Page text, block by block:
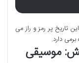
تاریخ پر رمز و راز می
برمی دارد.
موسیقی